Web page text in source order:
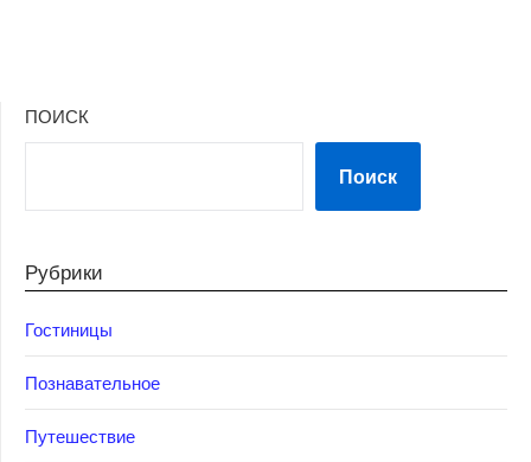
ПОИСК
Поиск
Рубрики
Гостиницы
Познавательное
Путешествие